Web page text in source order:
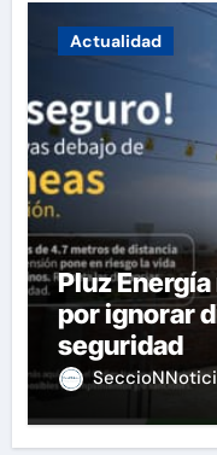
Actualidad
Pluz
por ignorar
seguridad